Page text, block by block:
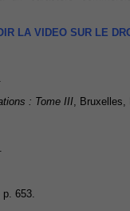
LA VIDEO SUR LE
: Tome III ,
p. 653.